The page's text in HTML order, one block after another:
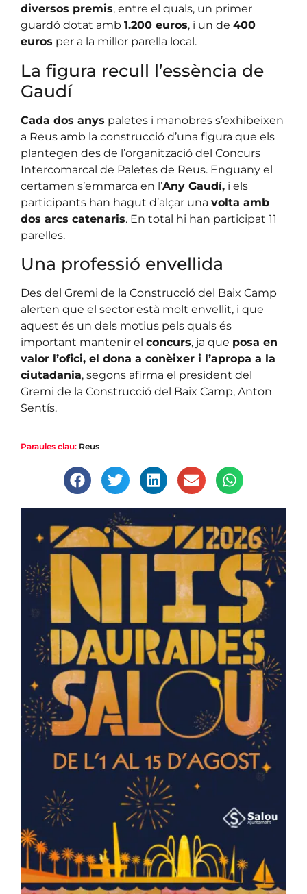
diversos premis, entre el quals, un primer
guardó dotat amb 1.200 euros, i un de 400
euros per a la millor parella local.
La figura recull l’essència de
Gaudí
Cada dos anys paletes i manobres s’exhibeixen
a Reus amb la construcció d’una figura que els
plantegen des de l’organització del Concurs
Intercomarcal de Paletes de Reus. Enguany el
certamen s’emmarca en l’Any Gaudí, i els
participants han hagut d’alçar una volta amb
dos arcs catenaris. En total hi han participat 11
parelles.
Una professió envellida
Des del Gremi de la Construcció del Baix Camp
alerten que el sector està molt envellit, i que
aquest és un dels motius pels quals és
important mantenir el concurs, ja que posa en
valor l’ofici, el dona a conèixer i l’apropa a la
ciutadania, segons afirma el president del
Gremi de la Construcció del Baix Camp, Anton
Sentís.
Paraules clau: Reus